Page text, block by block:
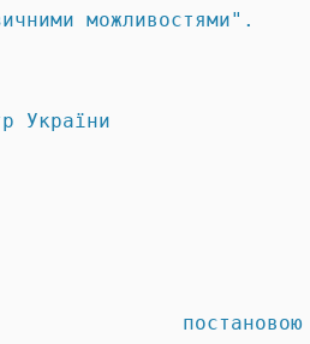
можливостями".
України